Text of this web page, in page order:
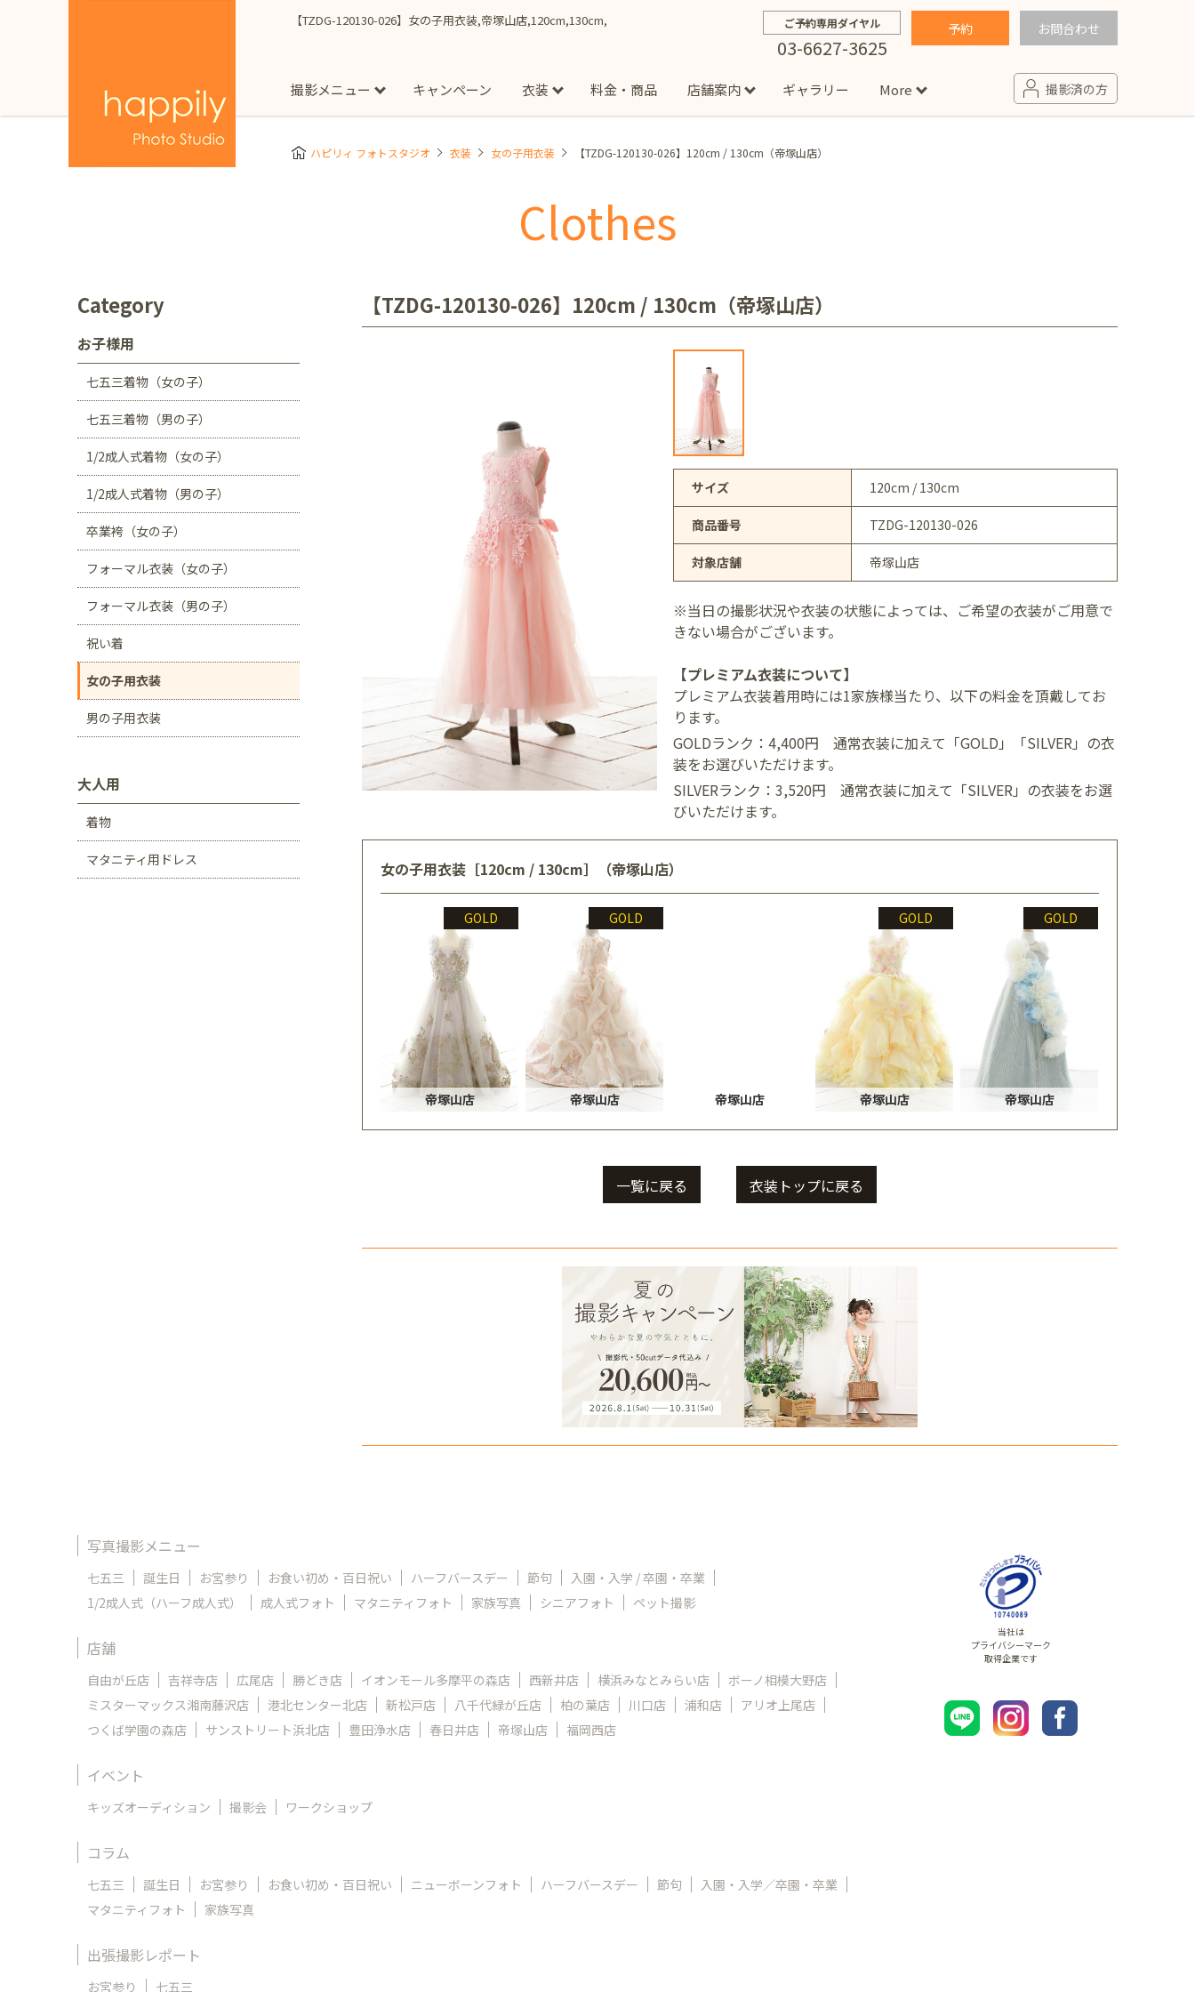
【TZDG-120130-026】女の子用衣装,帝塚山店,120cm,130cm, ご予約専用ダイヤル
03-6627-3625
予約 お問合わせ
撮影メニュー
スタジオ撮影
成人式フォト マタニティフォト
お宮参り 入園・入学／卒園・卒業 ファミリーフォト 誕生日 プロフィール写真・宣材写真
キャンペーン 衣装
Clothes
七五三着物(男の子) 1/2成人式着物(女の子)
フォーマル衣装(男の子) 祝い着
マタニティ用ドレス
料金・商品 店舗案内
Store
吉祥寺店 イオンモール多摩平の森店
つくば学園の森店
静岡県
帝塚山店
福岡県
ギャラリー More
More
撮影済の方
ハピリィ フォトスタジオ 衣装 女の子用衣装 【TZDG-120130-026】120cm / 130cm（帝塚山店）
Clothes
【TZDG-120130-026】120cm / 130cm（帝塚山店）
サイズ 120cm / 130cm
商品番号 TZDG-120130-026
対象店舗 帝塚山店
※当日の撮影状況や衣装の状態によっては、ご希望の衣装がご用意で
きない場合がございます。
【プレミアム衣装について】
プレミアム衣装着用時には1家族様当たり、以下の料金を頂戴してお
ります。
GOLDランク：4,400円 通常衣装に加えて「GOLD」「SILVER」の衣
装をお選びいただけます。
SILVERランク：3,520円 通常衣装に加えて「SILVER」の衣装をお選
びいただけます。
女の子用衣装［120cm / 130cm］（帝塚山店）
GOLD
帝塚山店
GOLD
帝塚山店 帝塚山店
GOLD
帝塚山店
GOLD
帝塚山店
一覧に戻る 衣装トップに戻る
Category
お子様用
七五三着物（女の子）
七五三着物（男の子）
1/2成人式着物（女の子）
1/2成人式着物（男の子）
卒業袴（女の子）
フォーマル衣装（女の子）
フォーマル衣装（男の子）
祝い着
女の子用衣装
男の子用衣装
大人用
着物
マタニティ用ドレス
写真撮影メニュー
七五三 誕生日 お宮参り お食い初め・百日祝い ハーフバースデー 節句
入園・入学 / 卒園・卒業
1/2成人式（ハーフ成人式）
成人式フォト マタニティフォト 家族写真 シニアフォト ペット撮影
店舗
自由が丘店 吉祥寺店 広尾店 勝どき店 イオンモール多摩平の森店 西新井店 横浜みなとみらい店
ボーノ相模大野店
ミスターマックス湘南藤沢店
港北センター北店 新松戸店 八千代緑が丘店 柏の葉店 川口店 浦和店
アリオ上尾店
つくば学園の森店
サンストリート浜北店 豊田浄水店 春日井店 帝塚山店 福岡西店
イベント
キッズオーディション 撮影会 ワークショップ
コラム
七五三 誕生日 お宮参り お食い初め・百日祝い ニューボーンフォト ハーフバースデー 節句
入園・入学／卒園・卒業
マタニティフォト
家族写真
出張撮影レポート
お宮参り 七五三
当社は
プライバシーマーク
取得企業です